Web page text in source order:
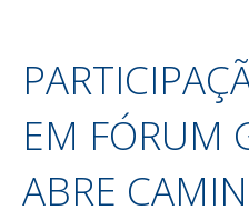
EM FÓRUM
ABRE